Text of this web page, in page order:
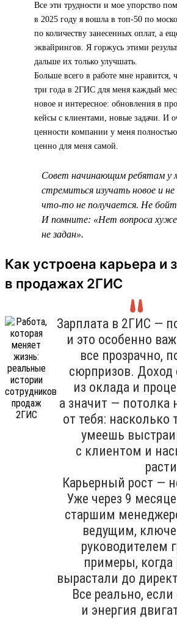
Все эти трудности и мое упорство
в 2025 году я вошла в топ‑50 по
по количеству занесенных оплат, а
эквайрингов. Я горжусь этими
дальше их только улучшать.
Больше всего в работе мне нравится,
три года в 2ГИС для меня каждый
новое и интересное: обновления в
кейсы с клиентами, новые задачи. И
ценности компании у меня
ценно для меня самой.
Совет начинающим ребятам у
стремиться изучать новое и не
что-то не получается. Не
И помните: «Нет вопроса
не задан».
Как устроена карьера и
в продажах 2ГИС
Зарплата в 2ГИС —
и это особенно
все прозрачно,
сюрпризов. Доход
из оклада и
а значит — потолка
от тебя: насколько
умеешь
с клиентом и
Карьерный рост —
Уже через 9
старшим
ведущим,
руководителем
примеры,
вырастали до
Все реально,
и энергия